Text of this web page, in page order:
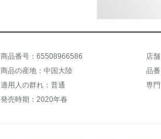
商品番号：65508966586
店
商品の産地：中国大陸
品
適用人の群れ：普通
専
発売時期：2020年春